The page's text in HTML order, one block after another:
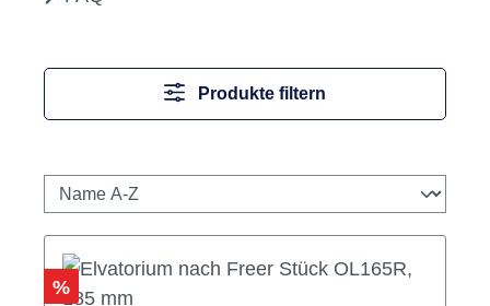
Produkte filtern
Rabatt
%